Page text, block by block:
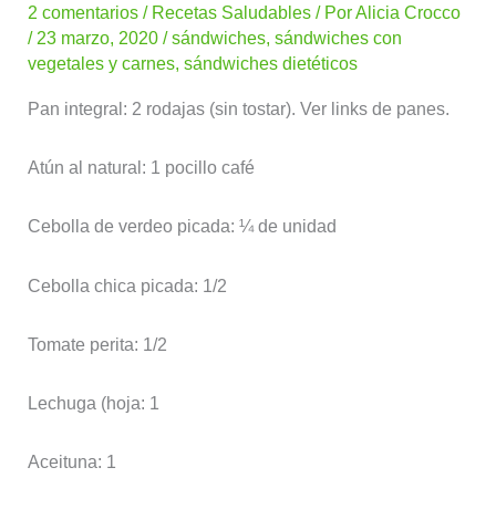
2 comentarios / Recetas Saludables / Por Alicia Crocco
/ 23 marzo, 2020/sándwiches ,sándwiches con
vegetales y carnes ,sándwiches dietéticos
Pan integral: 2 rodajas (sin tostar). Ver links de panes.
Atún al natural: 1 pocillo café
Cebolla de verdeo picada: ¼ de unidad
Cebolla chica picada: 1/2
Tomate perita: 1/2
Lechuga (hoja: 1
Aceituna: 1